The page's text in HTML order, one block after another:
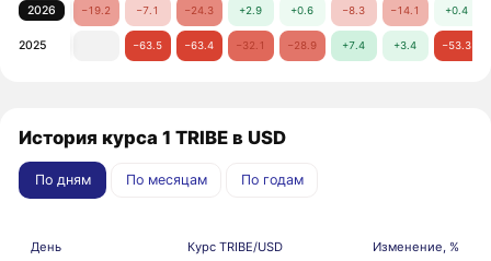
2026 −19.2 −7.1 −24.3 +2.9 +0.6 −8.3 −14.1 +0.4
2025 −63.5 −63.4 −32.1 −28.9 +7.4 +3.4 −53.3
История курса 1 TRIBE в USD
По дням По месяцам По годам
День Курс TRIBE/USD Изменение, %